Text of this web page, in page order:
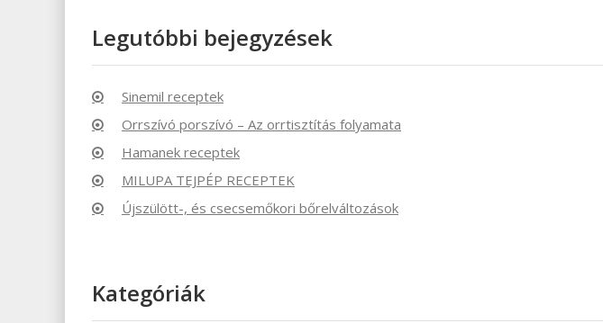
Legutóbbi bejegyzések
Sinemil receptek
Orrszívó porszívó – Az orrtisztítás folyamata
Hamanek receptek
MILUPA TEJPÉP RECEPTEK
Újszülött-, és csecsemőkori bőrelváltozások
Kategóriák